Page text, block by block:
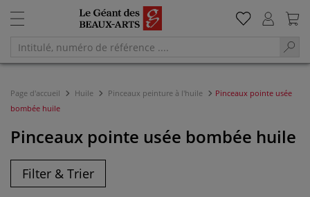
Page d'accueil Huile Pinceaux peinture à l'huile
Pinceaux pointe usée
bombée huile
Pinceaux pointe usée bombée huile
Filter & Trier